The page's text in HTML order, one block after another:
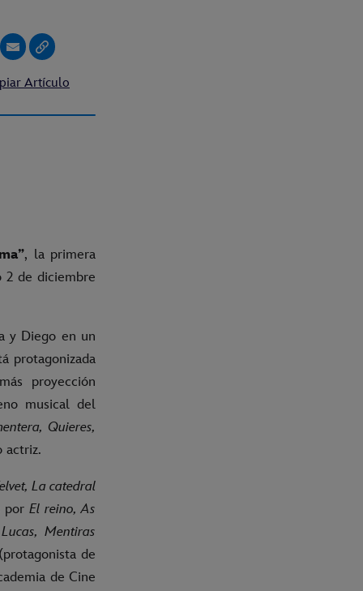
Artículo
, la primera
2 de diciembre
y Diego en un
protagonizada
proyección
musical del
Quieres,
actriz.
La catedral
porEl reino, As
Lucas, Mentiras
de
de Cine